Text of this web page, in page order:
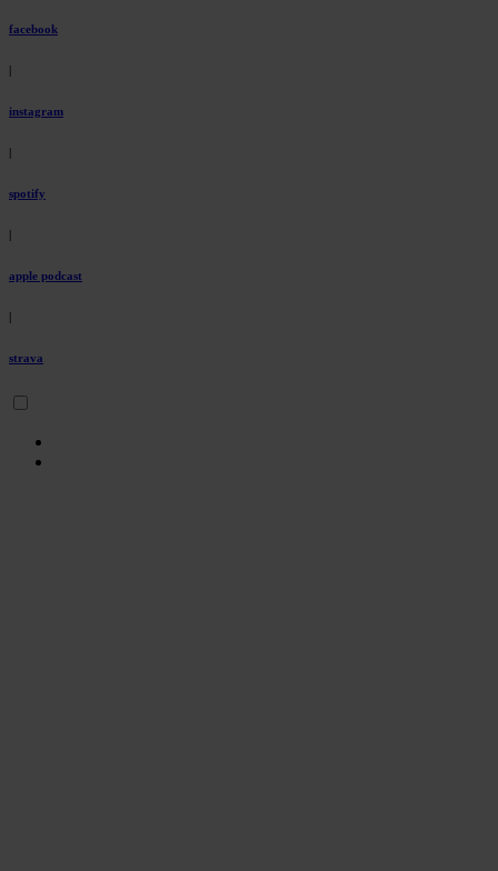
facebook
|
instagram
|
spotify
|
apple podcast
|
strava